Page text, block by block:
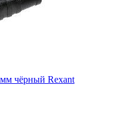
чёрный Rexant